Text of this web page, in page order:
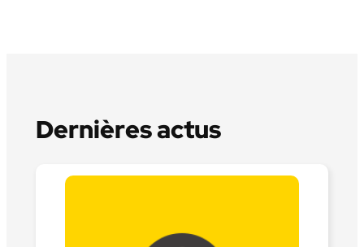
Dernières actus